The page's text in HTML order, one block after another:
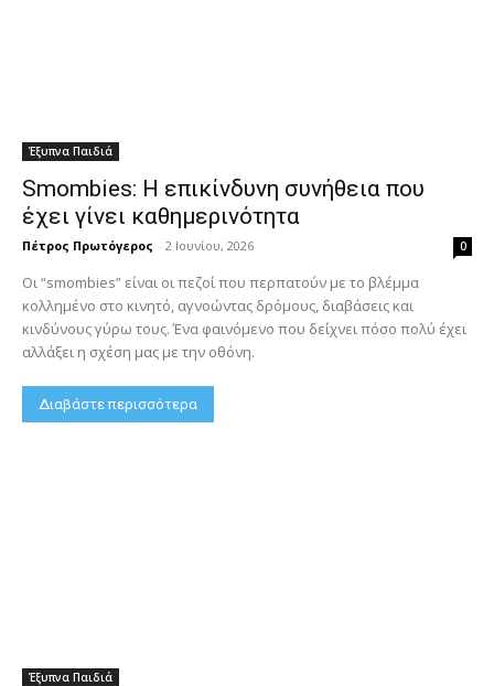
Έξυπνα Παιδιά
Smombies: Η επικίνδυνη συνήθεια που
έχει γίνει καθημερινότητα
Πέτρος Πρωτόγερος - 2 Ιουνίου, 2026 0
Οι “smombies” είναι οι πεζοί που περπατούν με το βλέμμα
κολλημένο στο κινητό, αγνοώντας δρόμους, διαβάσεις και
κινδύνους γύρω τους. Ένα φαινόμενο που δείχνει πόσο πολύ έχει
αλλάξει η σχέση μας με την οθόνη.
Διαβάστε περισσότερα
Έξυπνα Παιδιά